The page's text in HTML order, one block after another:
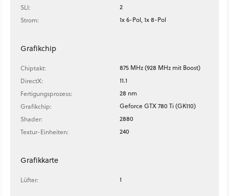
SLI:
2
Strom:
1x 6-Pol, 1x 8-Pol
Grafikchip
Chiptakt:
875 MHz (928 MHz mit Boost)
DirectX:
11.1
Fertigungsprozess:
28 nm
Grafikchip:
Geforce GTX 780 Ti (GK110)
Shader:
2880
Textur-Einheiten:
240
Grafikkarte
Lüfter: 1